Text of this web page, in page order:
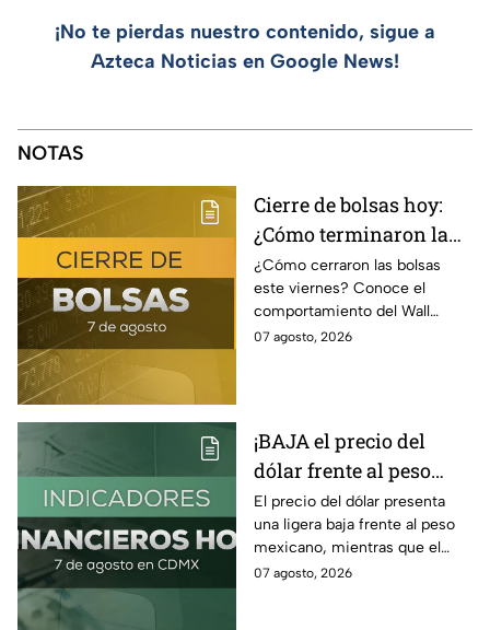
¡No te pierdas nuestro contenido, sigue a
Azteca Noticias en Google News!
NOTAS
Cierre de bolsas hoy:
¿Cómo terminaron la
BMV y el Wall Street
hoy 7 de agosto
¿Cómo cerraron las bolsas
este viernes? Conoce el
comportamiento del Wall
Street y de la BMV, así como el
07 agosto, 2026
¡BAJA el precio del
dólar frente al peso
hoy! Así quedó este
viernes 7 de agosto
2026
El precio del dólar presenta
una ligera baja frente al peso
mexicano, mientras que el
petróleo también presenta una
07 agosto, 2026